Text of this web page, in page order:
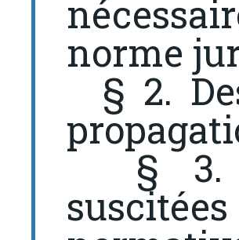
norme
§ 2.
§ 3.